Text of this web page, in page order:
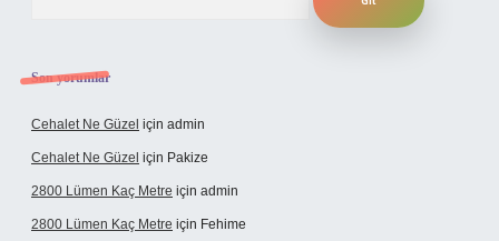
Son yorumlar
Cehalet Ne Güzel için admin
Cehalet Ne Güzel için Pakize
2800 Lümen Kaç Metre için admin
2800 Lümen Kaç Metre için Fehime